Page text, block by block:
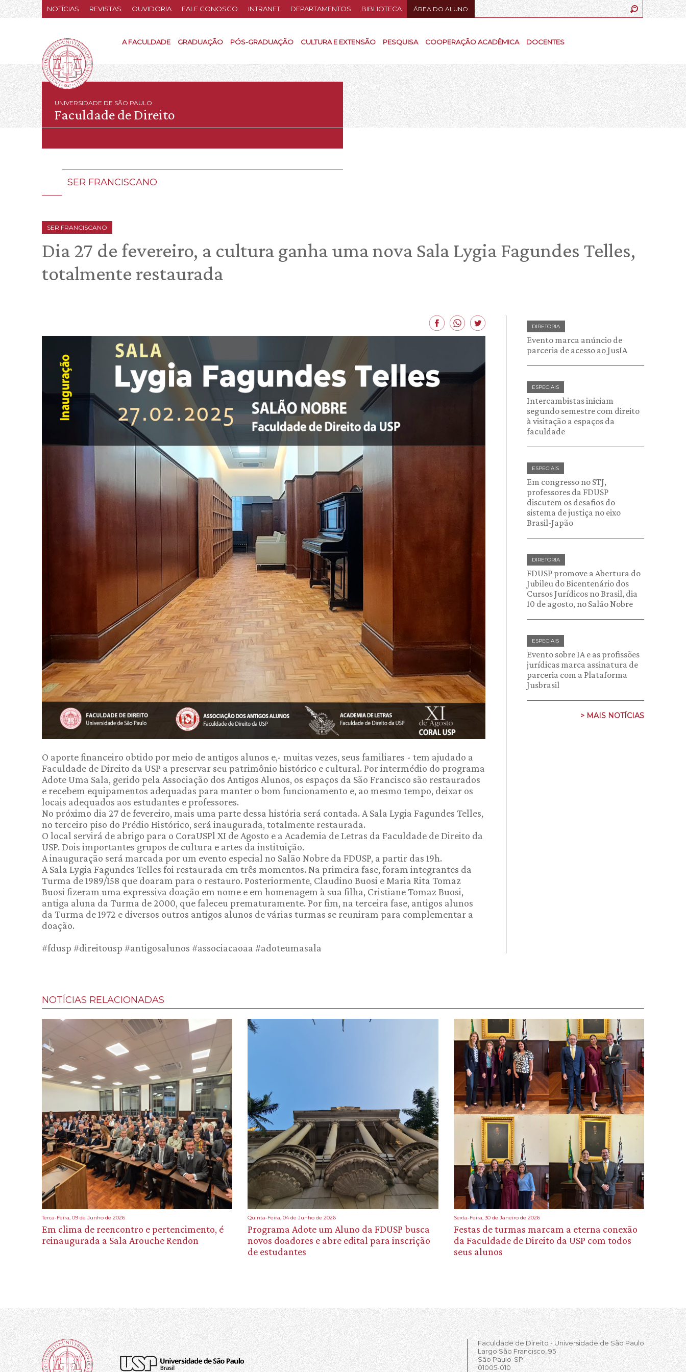
NOTÍCIAS REVISTAS OUVIDORIA FALE CONOSCO INTRANET DEPARTAMENTOS BIBLIOTECA ÁREA DO ALUNO
A FACULDADE GRADUAÇÃO PÓS-GRADUAÇÃO CULTURA E EXTENSÃO PESQUISA COOPERAÇÃO ACADÊMICA DOCENTES
UNIVERSIDADE DE SÃO PAULO
Faculdade de Direito
SER FRANCISCANO
SER FRANCISCANO
Dia 27 de fevereiro, a cultura ganha uma nova Sala Lygia Fagundes Telles,
totalmente restaurada
O aporte financeiro obtido por meio de antigos alunos e,- muitas vezes, seus familiares - tem ajudado a
Faculdade de Direito da USP a preservar seu patrimônio histórico e cultural. Por intermédio do programa
Adote Uma Sala, gerido pela Associação dos Antigos Alunos, os espaços da São Francisco são restaurados
e recebem equipamentos adequadas para manter o bom funcionamento e, ao mesmo tempo, deixar os
locais adequados aos estudantes e professores.
No próximo dia 27 de fevereiro, mais uma parte dessa história será contada. A Sala Lygia Fagundes Telles,
no terceiro piso do Prédio Histórico, será inaugurada, totalmente restaurada.
O local servirá de abrigo para o CoraUSPl XI de Agosto e a Academia de Letras da Faculdade de Direito da
USP. Dois importantes grupos de cultura e artes da instituição.
A inauguração será marcada por um evento especial no Salão Nobre da FDUSP, a partir das 19h.
A Sala Lygia Fagundes Telles foi restaurada em três momentos. Na primeira fase, foram integrantes da
Turma de 1989/158 que doaram para o restauro. Posteriormente, Claudino Buosi e Maria Rita Tomaz
Buosi fizeram uma expressiva doação em nome e em homenagem à sua filha, Cristiane Tomaz Buosi,
antiga aluna da Turma de 2000, que faleceu prematuramente. Por fim, na terceira fase, antigos alunos
da Turma de 1972 e diversos outros antigos alunos de várias turmas se reuniram para complementar a
doação.
#fdusp #direitousp #antigosalunos #associacaoaa #adoteumasala
DIRETORIA
Evento marca anúncio de
parceria de acesso ao JusIA
ESPECIAIS
Intercambistas iniciam
segundo semestre com direito
à visitação a espaços da
faculdade
ESPECIAIS
Em congresso no STJ,
professores da FDUSP
discutem os desafios do
sistema de justiça no eixo
Brasil-Japão
DIRETORIA
FDUSP promove a Abertura do
Jubileu do Bicentenário dos
Cursos Jurídicos no Brasil, dia
10 de agosto, no Salão Nobre
ESPECIAIS
Evento sobre IA e as profissões
jurídicas marca assinatura de
parceria com a Plataforma
Jusbrasil
> MAIS NOTÍCIAS
NOTÍCIAS RELACIONADAS
Terca-Feira, 09 de Junho de 2026
Em clima de reencontro e pertencimento, é
reinaugurada a Sala Arouche Rendon
Quinta-Feira, 04 de Junho de 2026
Programa Adote um Aluno da FDUSP busca
novos doadores e abre edital para inscrição
de estudantes
Sexta-Feira, 30 de Janeiro de 2026
Festas de turmas marcam a eterna conexão
da Faculdade de Direito da USP com todos
seus alunos
Faculdade de Direito - Universidade de São Paulo
Largo São Francisco, 95
São Paulo-SP
01005-010